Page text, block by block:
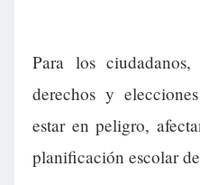
Para los
derechos y
estar en peligro,
planificación escolar